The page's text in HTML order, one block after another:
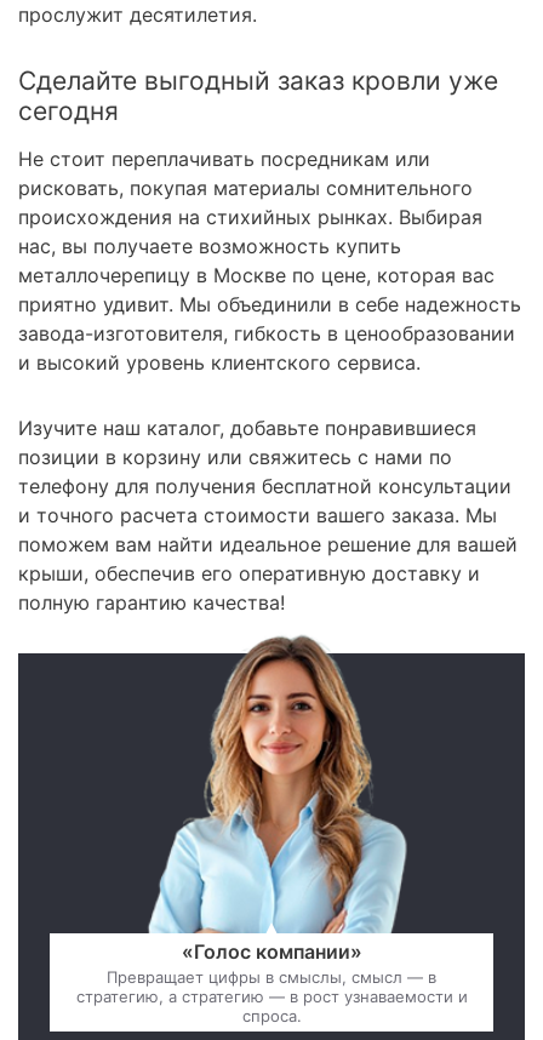
прослужит десятилетия.
Сделайте выгодный заказ кровли уже
сегодня
Не стоит переплачивать посредникам или
рисковать, покупая материалы сомнительного
происхождения на стихийных рынках. Выбирая
нас, вы получаете возможность купить
металлочерепицу в Москве по цене, которая вас
приятно удивит. Мы объединили в себе надежность
завода-изготовителя, гибкость в ценообразовании
и высокий уровень клиентского сервиса.
Изучите наш каталог, добавьте понравившиеся
позиции в корзину или свяжитесь с нами по
телефону для получения бесплатной консультации
и точного расчета стоимости вашего заказа. Мы
поможем вам найти идеальное решение для вашей
крыши, обеспечив его оперативную доставку и
полную гарантию качества!
«Голос компании»
Превращает цифры в смыслы, смысл — в
стратегию, а стратегию — в рост узнаваемости и
спроса.